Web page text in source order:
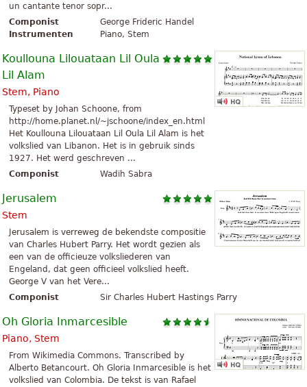
un cantante tenor sopr...
Componist
George Frideric Handel
Instrumenten
Piano, Stem
Koullouna Lilouataan Lil Oula
Lil Alam
Stem, Piano
Typeset by Johan Schoone, from
http://home.planet.nl/~jschoone/index_en.html
Het Koullouna Lilouataan Lil Oula Lil Alam is het
volkslied van Libanon. Het is in gebruik sinds
1927. Het werd geschreven ...
Componist
Wadih Sabra
Jerusalem
Stem
Jerusalem is verreweg de bekendste compositie
van Charles Hubert Parry. Het wordt gezien als
een van de officieuze volksliederen van
Engeland, dat geen officieel volkslied heeft.
George V van het Vere...
Componist
Sir Charles Hubert Hastings Parry
Oh Gloria Inmarcesible
Piano, Stem
From Wikimedia Commons. Transcribed by
Alberto Betancourt. Oh Gloria Inmarcesible is het
volkslied van Colombia. De tekst is van Rafael